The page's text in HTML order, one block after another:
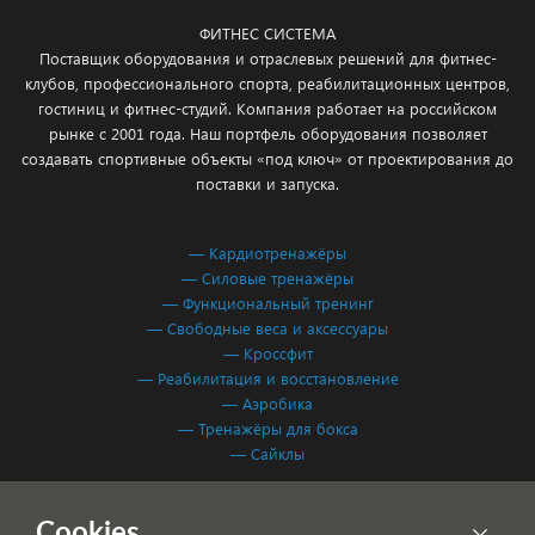
ФИТНЕС СИСТЕМА
Поставщик оборудования и отраслевых решений для фитнес-
клубов, профессионального спорта, реабилитационных центров,
гостиниц и фитнес-студий. Компания работает на российском
рынке с 2001 года. Наш портфель оборудования позволяет
создавать спортивные объекты «под ключ» от проектирования до
поставки и запуска.
— Кардиотренажёры
— Силовые тренажёры
— Функциональный тренинг
— Свободные веса и аксессуары
— Кроссфит
— Реабилитация и восстановление
— Аэробика
— Тренажёры для бокса
— Сайклы